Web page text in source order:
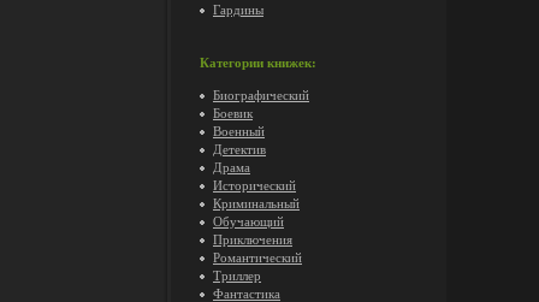
Гардины
Категории книжек:
Биографический
Боевик
Военный
Детектив
Драма
Исторический
Криминальный
Обучающий
Приключения
Романтический
Триллер
Фантастика